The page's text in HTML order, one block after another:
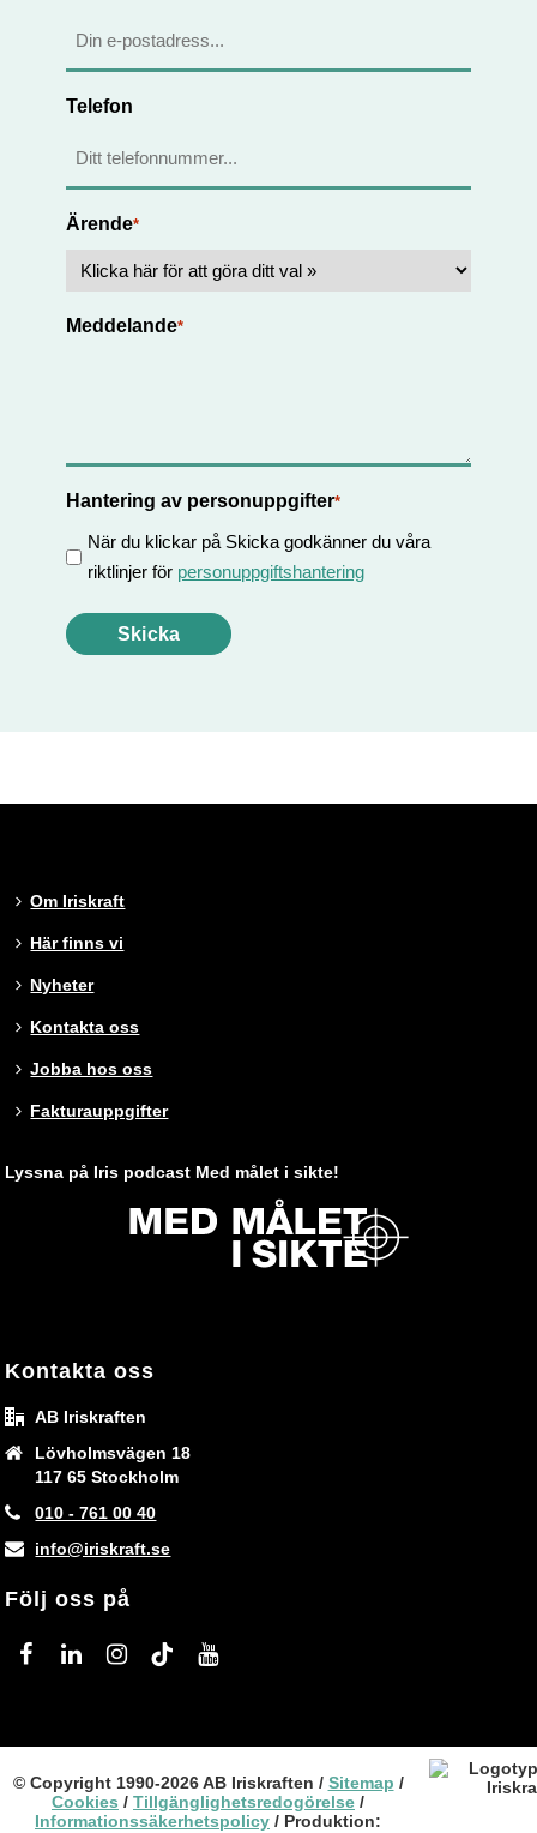
Telefon
Ärende*
Meddelande*
Hantering av personuppgifter*
När du klickar på Skicka godkänner du våra
riktlinjer för personuppgiftshantering
Om Iriskraft
Här finns vi
Nyheter
Kontakta oss
Jobba hos oss
Fakturauppgifter
Lyssna på Iris podcast Med målet i sikte!
Kontakta oss
AB Iriskraften
Lövholmsvägen 18
117 65 Stockholm
010 - 761 00 40
info@iriskraft.se
Följ oss på
facebooklinkedininstagram
tiktok youtube
© Copyright 1990-2026 AB Iriskraften / Sitemap /
Cookies / Tillgänglighetsredogörelse /
Informationssäkerhetspolicy / Produktion: